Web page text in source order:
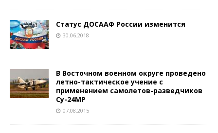
Статус ДОСААФ России изменится
30.06.2018
В Восточном военном округе проведено
летно-тактическое учение с
применением самолетов-разведчиков
Су-24МР
07.08.2015